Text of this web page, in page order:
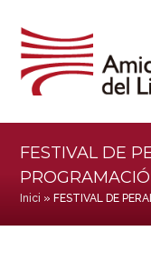
FESTIVAL DE
PROGRAMACIÓ
Inici » FESTIVAL DE